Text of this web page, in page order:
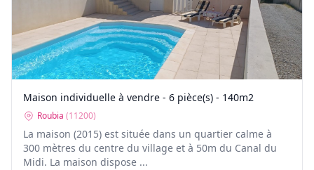
Maison individuelle à vendre - 6 pièce(s) - 140m2
Roubia (11200)
La maison (2015) est située dans un quartier calme à
300 mètres du centre du village et à 50m du Canal du
Midi. La maison dispose ...